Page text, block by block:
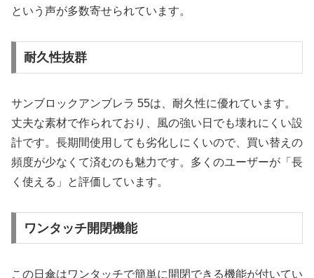
という声が多数寄せられています。
耐久性抜群
サンブロックアンブレラ 55は、耐久性に優れています。
丈夫な素材で作られており、風の強い日でも壊れにくい設
計です。長期間使用しても劣化しにくいので、買い替えの
頻度が少なくて済むのも魅力です。多くのユーザーが「長
く使える」と評価しています。
ワンタッチ開閉機能
この日傘はワンタッチで簡単に開閉できる機能が付いてい